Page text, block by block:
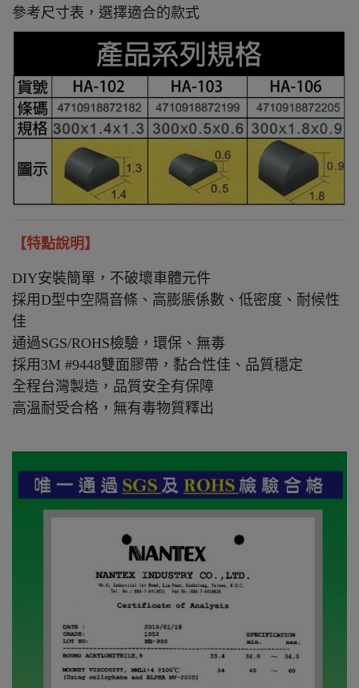
參考尺寸表，選擇適合的款式
【特點說明】
DIY安裝簡單，不破壞車體元件
採用D型中空隔音條、高膨脹係數、低密度、耐候性
佳
通過SGS/ROHS檢驗，環保、無毒
採用3M #9448雙面膠帶，黏合性佳、品質穩定
全程台灣製造，品質安全有保障
高溫耐受合格，無有毒物質釋出